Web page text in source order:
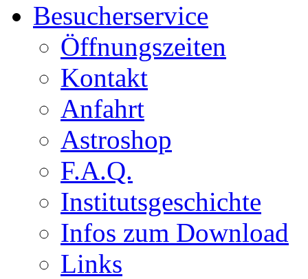
Besucherservice
Öffnungszeiten
Kontakt
Anfahrt
Astroshop
F.A.Q.
Institutsgeschichte
Infos zum Download
Links